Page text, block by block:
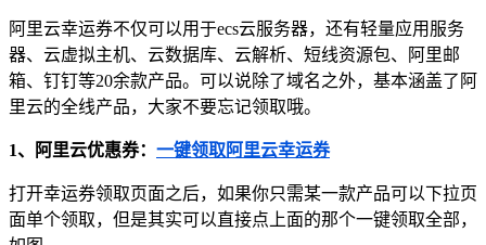
阿里云幸运券不仅可以用于ecs云服务器，还有轻量应用服务
器、云虚拟主机、云数据库、云解析、短线资源包、阿里邮
箱、钉钉等20余款产品。可以说除了域名之外，基本涵盖了阿
里云的全线产品，大家不要忘记领取哦。
1、阿里云优惠券： 一键领取阿里云幸运券
打开幸运券领取页面之后，如果你只需某一款产品可以下拉页
面单个领取，但是其实可以直接点上面的那个一键领取全部，